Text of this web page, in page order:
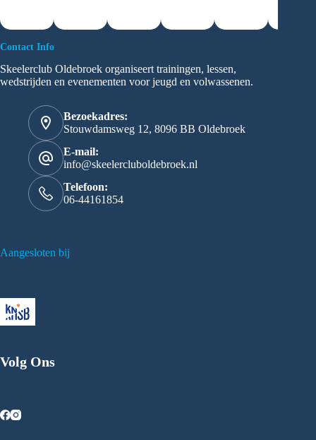
Contact Info
Skeelerclub Oldebroek organiseert trainingen, lessen,
wedstrijden en evenementen voor jeugd en volwassenen.
Bezoekadres:
Stouwdamsweg 12, 8096 BB Oldebroek
E-mail:
info@skeelercluboldebroek.nl
Telefoon:
06-44161854
Aangesloten bij
Volg Ons